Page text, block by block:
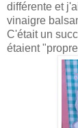
différente et
vinaigre
C'était un
étaient